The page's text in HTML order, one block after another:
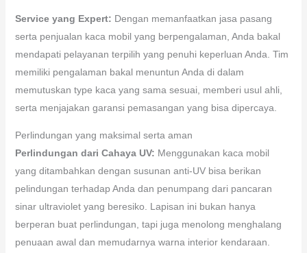
Service yang Expert: Dengan memanfaatkan jasa pasang
serta penjualan kaca mobil yang berpengalaman, Anda bakal
mendapati pelayanan terpilih yang penuhi keperluan Anda. Tim
memiliki pengalaman bakal menuntun Anda di dalam
memutuskan type kaca yang sama sesuai, memberi usul ahli,
serta menjajakan garansi pemasangan yang bisa dipercaya.
Perlindungan yang maksimal serta aman
Perlindungan dari Cahaya UV: Menggunakan kaca mobil
yang ditambahkan dengan susunan anti-UV bisa berikan
pelindungan terhadap Anda dan penumpang dari pancaran
sinar ultraviolet yang beresiko. Lapisan ini bukan hanya
berperan buat perlindungan, tapi juga menolong menghalang
penuaan awal dan memudarnya warna interior kendaraan.